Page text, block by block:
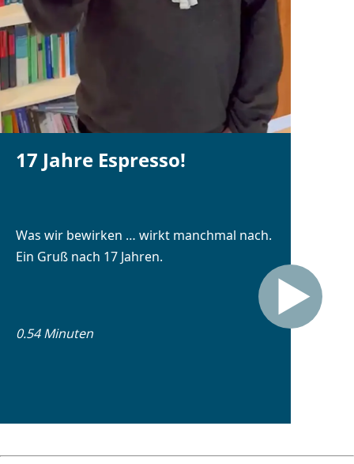
17 Jahre Espresso!
Was wir bewirken … wirkt manchmal nach.
Ein Gruß nach 17 Jahren.
0.54 Minuten